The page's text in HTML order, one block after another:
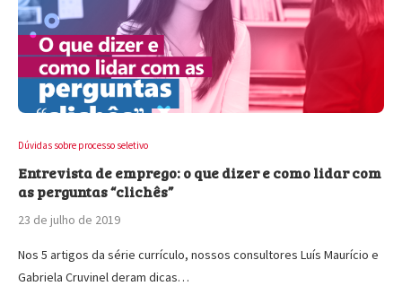
Dúvidas sobre processo seletivo
Entrevista de emprego: o que dizer e como lidar com
as perguntas “clichês”
23 de julho de 2019
Nos 5 artigos da série currículo, nossos consultores Luís Maurício e
Gabriela Cruvinel deram dicas…